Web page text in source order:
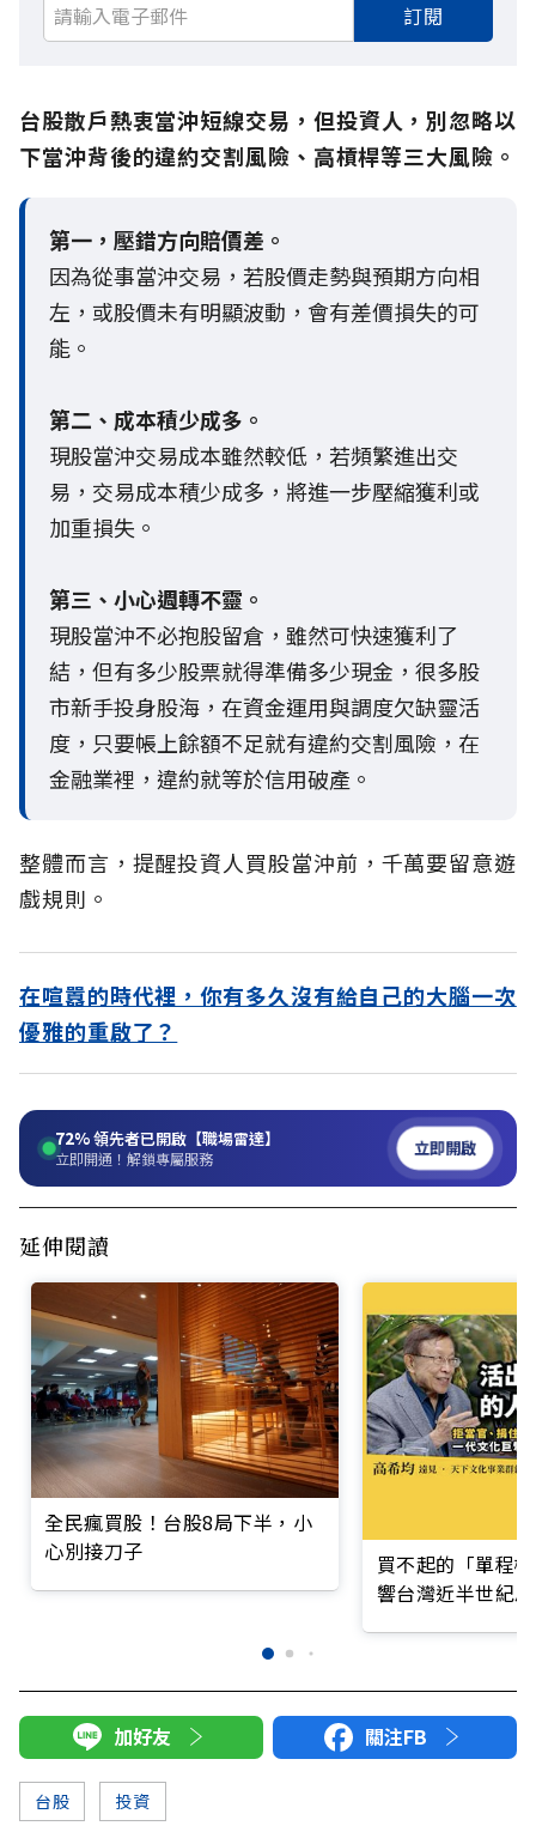
訂閱
台股散戶熱衷當沖短線交易，但投資人，別忽略以
下當沖背後的違約交割風險、高槓桿等三大風險。
第一，壓錯方向賠價差。
因為從事當沖交易，若股價走勢與預期方向相
左，或股價未有明顯波動，會有差價損失的可
能。
第二、成本積少成多。
現股當沖交易成本雖然較低，若頻繁進出交
易，交易成本積少成多，將進一步壓縮獲利或
加重損失。
第三、小心週轉不靈。
現股當沖不必抱股留倉，雖然可快速獲利了
結，但有多少股票就得準備多少現金，很多股
市新手投身股海，在資金運用與調度欠缺靈活
度，只要帳上餘額不足就有違約交割風險，在
金融業裡，違約就等於信用破產。
整體而言，提醒投資人買股當沖前，千萬要留意遊
戲規則。
在喧囂的時代裡，你有多久沒有給自己的大腦一次
優雅的重啟了？
72%領先者已開啟【職場雷達】
立即開通！解鎖專屬服務 立即開啟
延伸閱讀
全民瘋買股！台股8局下半，小
心別接刀子
買不起的「單程
響台灣近半世紀
加好友 關注FB
台股 投資